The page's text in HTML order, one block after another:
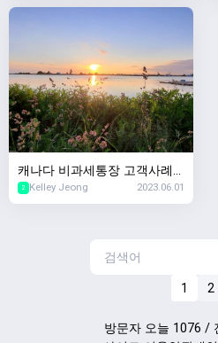
캐나다 비과세통장 고객사례
'TFSA 사용하다가 세금폭탄맞
았는데요'
2 Kelley Jeong 2023.06.01
1 2
방문자 오늘 1076 /